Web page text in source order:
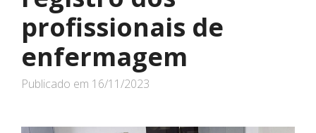
profissionais de
enfermagem
Publicado em 16/11/2023